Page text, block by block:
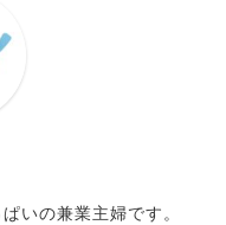
いの兼業主婦です。